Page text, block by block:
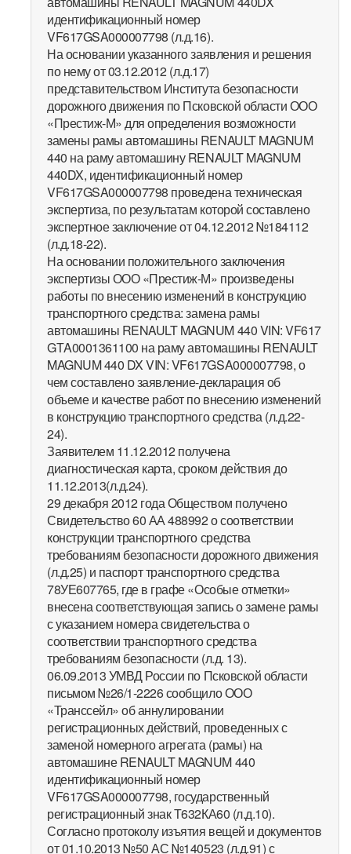
идентификационный номер
VF617GSA000007798 (л.д.16).
На основании указанного заявления и решения
по нему от 03.12.2012 (л.д.17)
представительством Института безопасности
дорожного движения по Псковской области ООО
«Престиж-М» для определения возможности
замены рамы автомашины RENAULT MAGNUM
440 на раму автомашину RENAULT MAGNUM
440DX, идентификационный номер
VF617GSA000007798 проведена техническая
экспертиза, по результатам которой составлено
экспертное заключение от 04.12.2012 №184112
(л.д.18-22).
На основании положительного заключения
экспертизы ООО «Престиж-М» произведены
работы по внесению изменений в конструкцию
транспортного средства: замена рамы
автомашины RENAULT MAGNUM 440 VIN: VF617
GТA0001361100 на раму автомашины RENAULT
MAGNUM 440 DX VIN: VF617GSA000007798, о
чем составлено заявление-декларация об
объеме и качестве работ по внесению изменений
в конструкцию транспортного средства (л.д.22-
24).
Заявителем 11.12.2012 получена
диагностическая карта, сроком действия до
11.12.2013(л.д.24).
29 декабря 2012 года Обществом получено
Свидетельство 60 АА 488992 о соответствии
конструкции транспортного средства
требованиям безопасности дорожного движения
(л.д.25) и паспорт транспортного средства
78УЕ607765, где в графе «Особые отметки»
внесена соответствующая запись о замене рамы
с указанием номера свидетельства о
соответствии транспортного средства
требованиям безопасности (л.д. 13).
06.09.2013 УМВД России по Псковской области
письмом №26/1-2226 сообщило ООО
«Транссейл» об аннулировании
регистрационных действий, проведенных с
заменой номерного агрегата (рамы) на
автомашине RENAULT MAGNUM 440
идентификационный номер
VF617GSA000007798, государственный
регистрационный знак Т632КА60 (л.д.10).
Согласно протоколу изъятия вещей и документов
от 01.10.2013 №50 АС №140523 (л.д.91) с